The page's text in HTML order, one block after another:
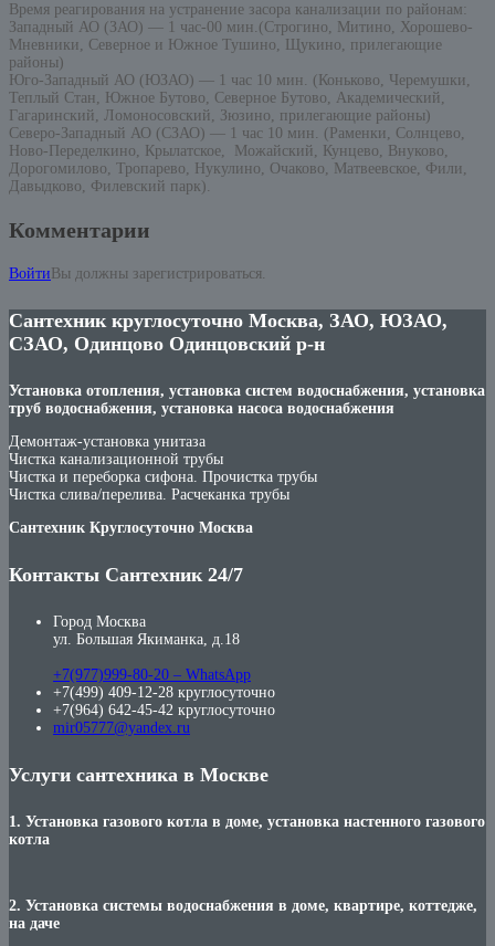
Время реагирования на устранение засора канализации по районам:
Западный АО (ЗАО) — 1 час-00 мин.(Строгино, Митино, Хорошево-
Мневники, Северное и Южное Тушино, Щукино, прилегающие
районы)
Юго-Западный АО (ЮЗАО) — 1 час 10 мин. (Коньково, Черемушки,
Теплый Стан, Южное Бутово, Северное Бутово, Академический,
Гагаринский, Ломоносовский, Зюзино, прилегающие районы)
Северо-Западный АО (СЗАО) — 1 час 10 мин. (Раменки, Солнцево,
Ново-Переделкино, Крылатское, Можайский, Кунцево, Внуково,
Дорогомилово, Тропарево, Нукулино, Очаково, Матвеевское, Фили,
Давыдково, Филевский парк).
Комментарии
Войти Вы должны зарегистрироваться.
Сантехник круглосуточно Москва, ЗАО, ЮЗАО,
СЗАО, Одинцово Одинцовский р-н
Установка отопления, установка систем водоснабжения, установка
труб водоснабжения, установка насоса водоснабжения
Демонтаж-установка унитаза
Чистка канализационной трубы
Чистка и переборка сифона. Прочистка трубы
Чистка слива/перелива. Расчеканка трубы
Сантехник Круглосуточно Москва
Контакты Сантехник 24/7
Город Москва
ул. Большая Якиманка, д.18
+7(977)999-80-20 – WhatsApp
+7(499) 409-12-28 круглосуточно
+7(964) 642-45-42 круглосуточно
mir05777@yandex.ru
Услуги сантехника в Москве
1. Установка газового котла в доме, установка настенного газового
котла
2. Установка системы водоснабжения в доме, квартире, коттедже,
на даче